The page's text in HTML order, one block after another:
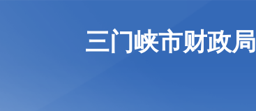
三门峡市财政局